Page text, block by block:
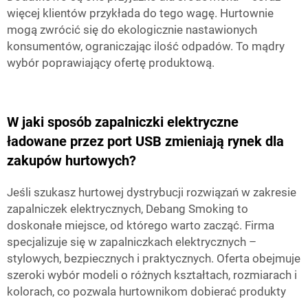
więcej klientów przykłada do tego wagę. Hurtownie
mogą zwrócić się do ekologicznie nastawionych
konsumentów, ograniczając ilość odpadów. To mądry
wybór poprawiający ofertę produktową.
W jaki sposób zapalniczki elektryczne
ładowane przez port USB zmieniają rynek dla
zakupów hurtowych?
Jeśli szukasz hurtowej dystrybucji rozwiązań w zakresie
zapalniczek elektrycznych, Debang Smoking to
doskonałe miejsce, od którego warto zacząć. Firma
specjalizuje się w zapalniczkach elektrycznych –
stylowych, bezpiecznych i praktycznych. Oferta obejmuje
szeroki wybór modeli o różnych kształtach, rozmiarach i
kolorach, co pozwala hurtownikom dobierać produkty